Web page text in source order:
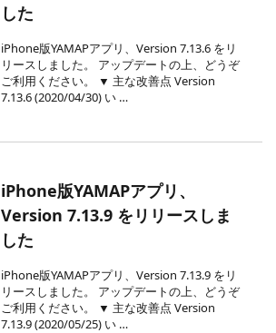
した
iPhone版YAMAPアプリ、Version 7.13.6 をリ
リースしました。 アップデートの上、どうぞ
ご利用ください。 ▼ 主な改善点 Version
7.13.6 (2020/04/30) い …
iPhone版YAMAPアプリ、
Version 7.13.9 をリリースしま
した
iPhone版YAMAPアプリ、Version 7.13.9 をリ
リースしました。 アップデートの上、どうぞ
ご利用ください。 ▼ 主な改善点 Version
7.13.9 (2020/05/25) い …